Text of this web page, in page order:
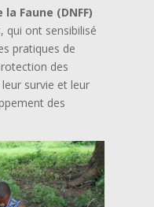
Faune (DNFF)
qui ont sensibilisé
pratiques de
des
survie et leur
des